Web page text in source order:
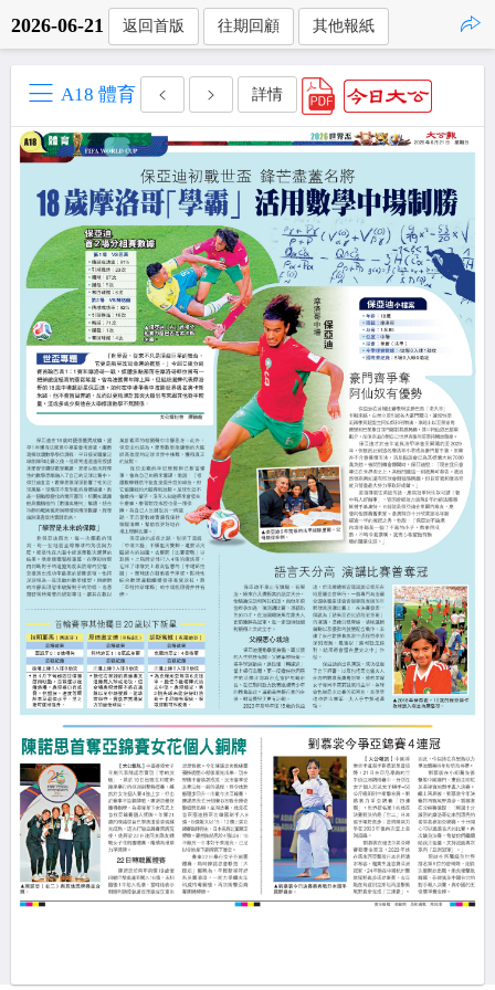
2026-06-21 返回首版 往期回顧 其他報紙
A18 體育 詳情